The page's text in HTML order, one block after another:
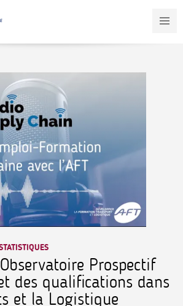
Prospectif
des qualifications dans
et la Logistique